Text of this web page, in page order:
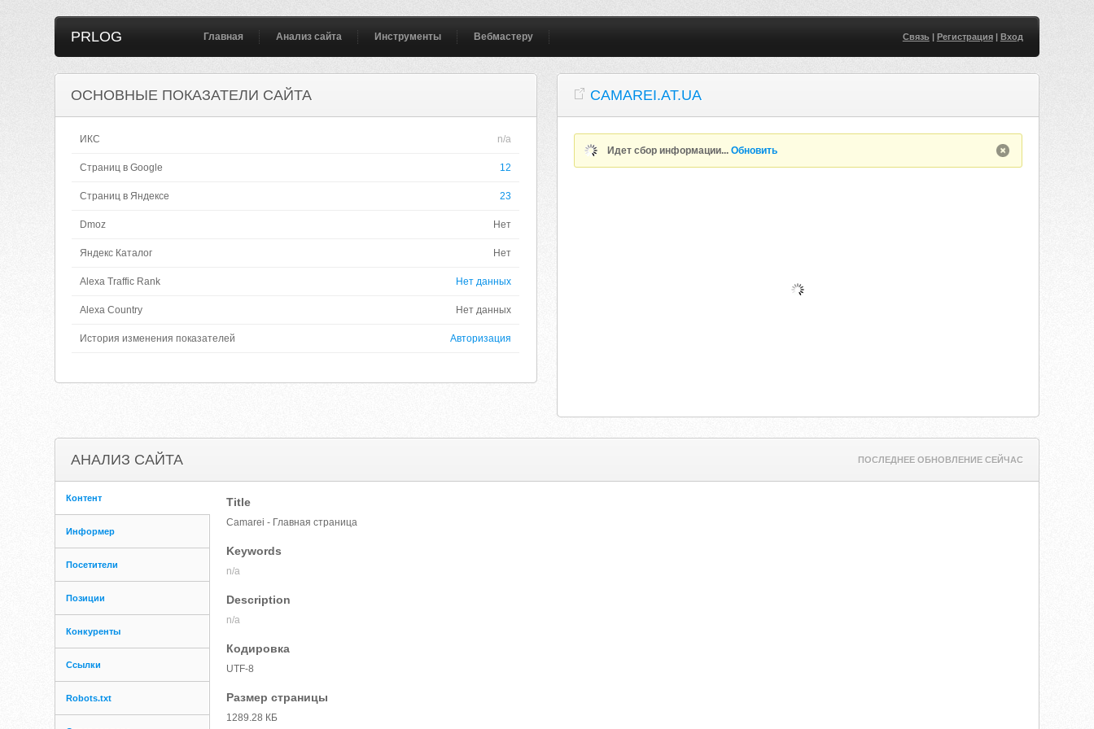
PRLOG Главная Анализ сайта Инструменты Вебмастеру Связь| Регистрация| Вход
ОСНОВНЫЕ ПОКАЗАТЕЛИ САЙТА
ИКС n/a
Страниц в Google 12
Страниц в Яндексе 23
Dmoz Нет
Яндекс Каталог Нет
Alexa Traffic Rank Нет данных
Alexa Country Нет данных
История изменения показателей Авторизация
CAMAREI.AT.UA
Идет сбор информации...Обновить
АНАЛИЗ САЙТА ПОСЛЕДНЕЕ ОБНОВЛЕНИЕ СЕЙЧАС
Контент
Информер
Посетители
Позиции
Конкуренты
Ссылки
Robots.txt
Title
Camarei - Главная страница
Keywords
n/a
Description
n/a
Кодировка
UTF-8
Размер страницы
1289.28 КБ